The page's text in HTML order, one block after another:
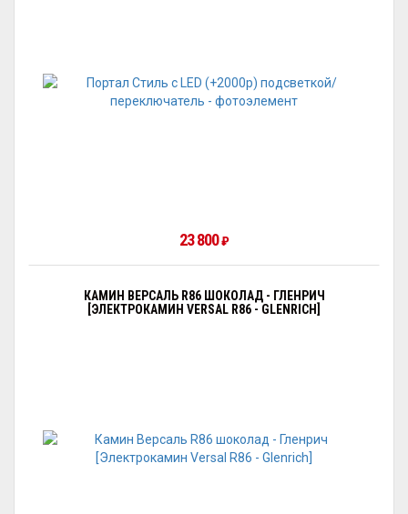
23 800₽
КАМИН ВЕРСАЛЬ R86 ШОКОЛАД - ГЛЕНРИЧ
[ЭЛЕКТРОКАМИН VERSAL R86 - GLENRICH]